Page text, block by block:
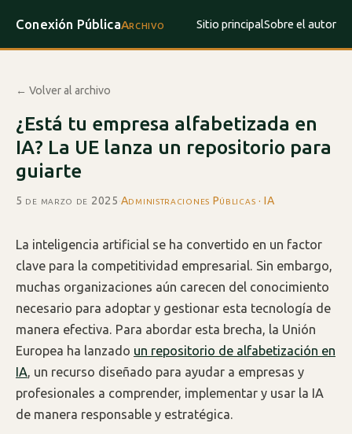
Conexión PúblicaArchivo Sitio principalSobre el autor
← Volver al archivo
¿Está tu empresa alfabetizada en
IA? La UE lanza un repositorio para
guiarte
5 de marzo de 2025·Administraciones Públicas · IA
La inteligencia artificial se ha convertido en un factor
clave para la competitividad empresarial. Sin embargo,
muchas organizaciones aún carecen del conocimiento
necesario para adoptar y gestionar esta tecnología de
manera efectiva. Para abordar esta brecha, la Unión
Europea ha lanzado un repositorio de alfabetización en
IA, un recurso diseñado para ayudar a empresas y
profesionales a comprender, implementar y usar la IA
de manera responsable y estratégica.